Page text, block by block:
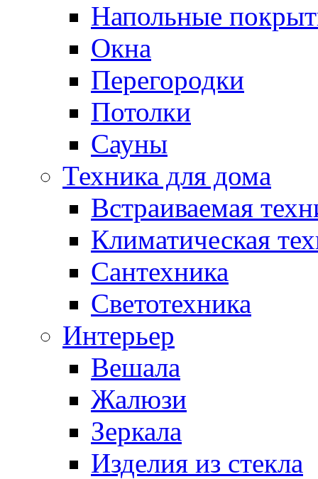
Напольные
Окна
Перегородки
Потолки
Сауны
Техника для дома
Встраиваемая
Климатическая
Сантехника
Светотехника
Интерьер
Вешала
Жалюзи
Зеркала
Изделия из стекла